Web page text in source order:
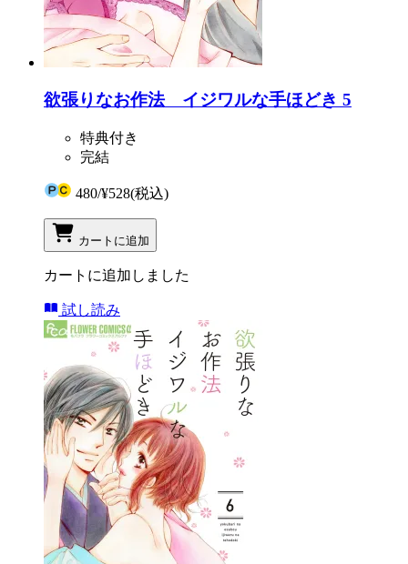
欲張りなお作法 イジワルな手ほどき 5
特典付き
完結
480/¥528(税込)
カートに追加
カートに追加しました
試し読み